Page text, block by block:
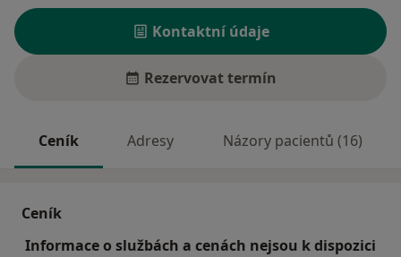
Kontaktní údaje
Rezervovat termín
Ceník Adresy Názory pacientů (16)
Ceník
Informace o službách a cenách nejsou k dispozici